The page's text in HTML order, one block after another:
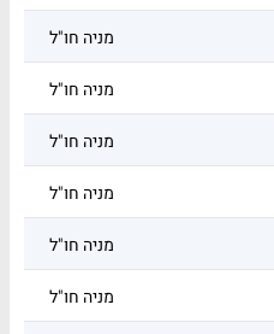
מניה חו"ל
מניה חו"ל
מניה חו"ל
מניה חו"ל
מניה חו"ל
מניה חו"ל